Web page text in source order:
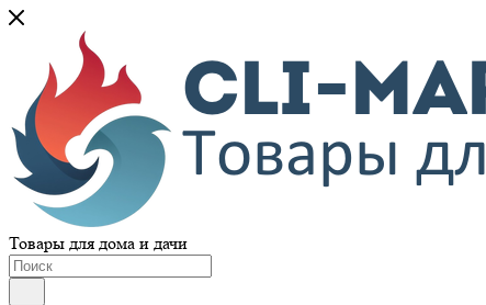
Товары для дома и дачи